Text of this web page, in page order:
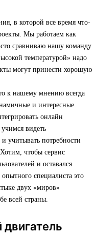
в которой все время что-
Мы работаем как
сравниваю нашу команду
температурой» надо
могут принести хорошую
к нашему мнению всегда
и интересные.
онлайн
видеть
учитывать потребности
чтобы сервис
и оставался
специалиста это
двух «миров»
всей страны.